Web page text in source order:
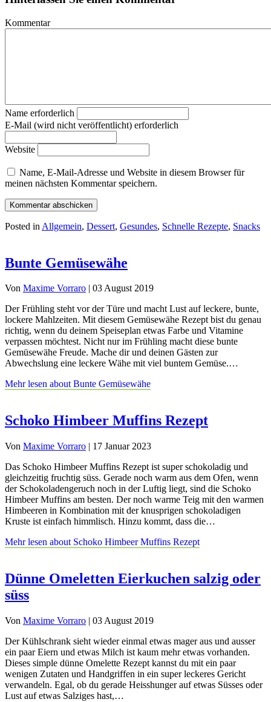
Kommentar
Name erforderlich
E-Mail (wird nicht veröffentlicht) erforderlich
Website
Name, E-Mail-Adresse und Website in diesem Browser für
meinen nächsten Kommentar speichern.
Posted in Allgemein, Dessert, Gesundes, Schnelle Rezepte, Snacks
Bunte Gemüsewähe
Von Maxime Vorraro | 03 August 2019
Der Frühling steht vor der Türe und macht Lust auf leckere, bunte,
lockere Mahlzeiten. Mit diesem Gemüsewähe Rezept bist du genau
richtig, wenn du deinem Speiseplan etwas Farbe und Vitamine
verpassen möchtest. Nicht nur im Frühling macht diese bunte
Gemüsewähe Freude. Mache dir und deinen Gästen zur
Abwechslung eine leckere Wähe mit viel buntem Gemüse.…
Mehr lesen about Bunte Gemüsewähe
Schoko Himbeer Muffins Rezept
Von Maxime Vorraro | 17 Januar 2023
Das Schoko Himbeer Muffins Rezept ist super schokoladig und
gleichzeitig fruchtig süss. Gerade noch warm aus dem Ofen, wenn
der Schokoladengeruch noch in der Luftig liegt, sind die Schoko
Himbeer Muffins am besten. Der noch warme Teig mit den warmen
Himbeeren in Kombination mit der knusprigen schokoladigen
Kruste ist einfach himmlisch. Hinzu kommt, dass die…
Mehr lesen about Schoko Himbeer Muffins Rezept
Dünne Omeletten Eierkuchen salzig oder
süss
Von Maxime Vorraro | 03 August 2019
Der Kühlschrank sieht wieder einmal etwas mager aus und ausser
ein paar Eiern und etwas Milch ist kaum mehr etwas vorhanden.
Dieses simple dünne Omelette Rezept kannst du mit ein paar
wenigen Zutaten und Handgriffen in ein super leckeres Gericht
verwandeln. Egal, ob du gerade Heisshunger auf etwas Süsses oder
Lust auf etwas Salziges hast,…